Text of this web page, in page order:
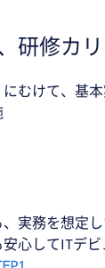
研修カ
にむけて、基
実務を想定
心してITデビ